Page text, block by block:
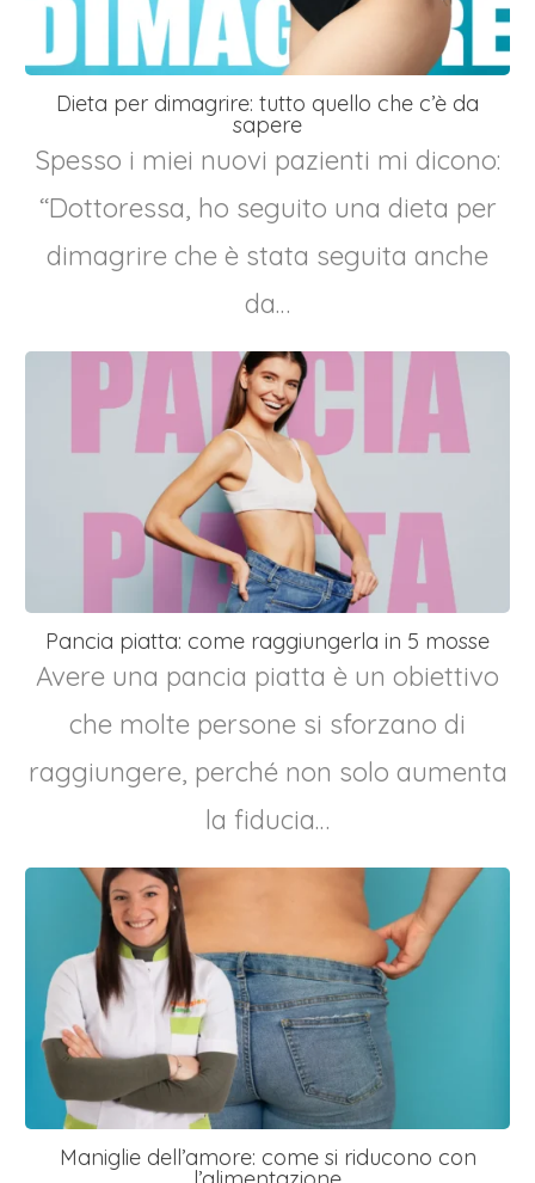
Dieta per dimagrire: tutto quello che c’è da
sapere
Spesso i miei nuovi pazienti mi dicono:
“Dottoressa, ho seguito una dieta per
dimagrire che è stata seguita anche
da…
Pancia piatta: come raggiungerla in 5 mosse
Avere una pancia piatta è un obiettivo
che molte persone si sforzano di
raggiungere, perché non solo aumenta
la fiducia…
Maniglie dell’amore: come si riducono con